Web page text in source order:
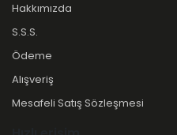
Hakkımızda
S.S.S.
Ödeme
Alışveriş
Mesafeli Satış Sözleşmesi